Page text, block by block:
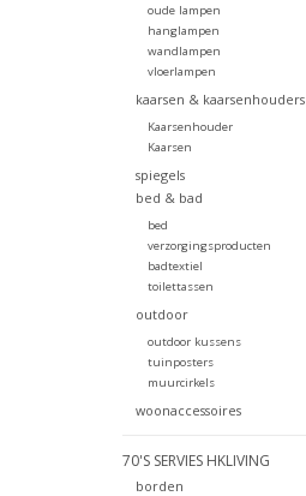
oude lampen
hanglampen
wandlampen
vloerlampen
kaarsen & kaarsenhouders
Kaarsenhouder
Kaarsen
spiegels
bed & bad
bed
verzorgingsproducten
badtextiel
toilettassen
outdoor
outdoor kussens
tuinposters
muurcirkels
woonaccessoires
70'S SERVIES HKLIVING
borden